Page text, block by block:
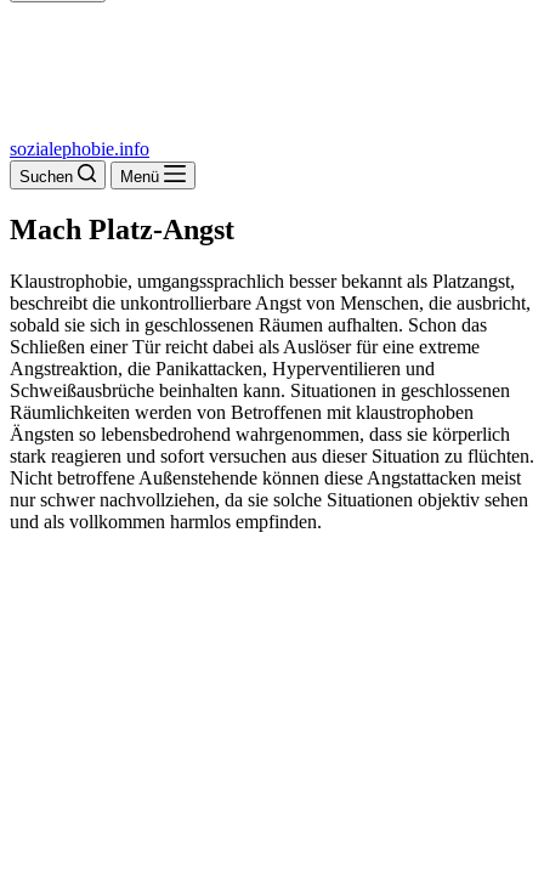
sozialephobie.info
Suchen Menü
Mach Platz-Angst
Klaustrophobie, umgangssprachlich besser bekannt als Platzangst,
beschreibt die unkontrollierbare Angst von Menschen, die ausbricht,
sobald sie sich in geschlossenen Räumen aufhalten. Schon das
Schließen einer Tür reicht dabei als Auslöser für eine extreme
Angstreaktion, die Panikattacken, Hyperventilieren und
Schweißausbrüche beinhalten kann. Situationen in geschlossenen
Räumlichkeiten werden von Betroffenen mit klaustrophoben
Ängsten so lebensbedrohend wahrgenommen, dass sie körperlich
stark reagieren und sofort versuchen aus dieser Situation zu flüchten.
Nicht betroffene Außenstehende können diese Angstattacken meist
nur schwer nachvollziehen, da sie solche Situationen objektiv sehen
und als vollkommen harmlos empfinden.